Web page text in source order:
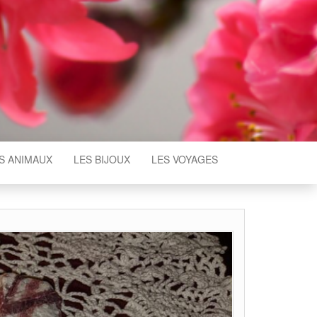
ANIMAUX LES BIJOUX LES VOYAGES